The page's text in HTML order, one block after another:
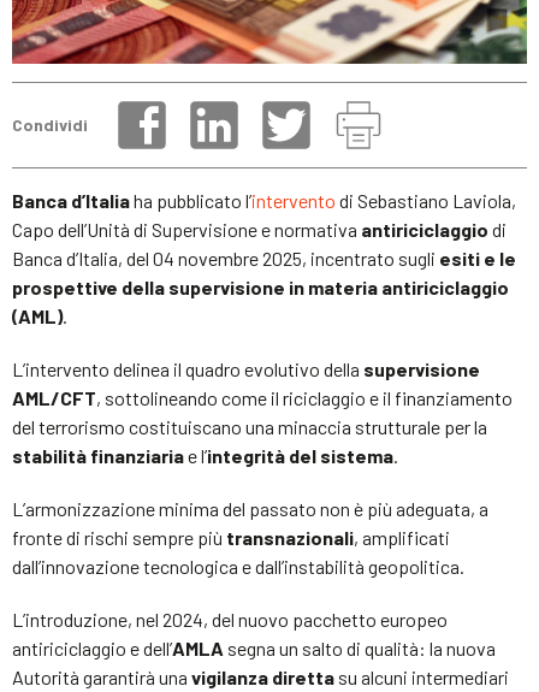
Condividi
Banca d’Italiaha pubblicato l’intervento di Sebastiano Laviola,
Capo dell’Unità di Supervisione e normativa antiriciclaggio di
Banca d’Italia, del 04 novembre 2025, incentrato sugli esiti e le
prospettive della supervisione in materia antiriciclaggio
(AML).
L’intervento delinea il quadro evolutivo della supervisione
AML/CFT, sottolineando come il riciclaggio e il finanziamento
del terrorismo costituiscano una minaccia strutturale per la
stabilità finanziariae l’integrità del sistema.
L’armonizzazione minima del passato non è più adeguata, a
fronte di rischi sempre più transnazionali, amplificati
dall’innovazione tecnologica e dall’instabilità geopolitica.
L’introduzione, nel 2024, del nuovo pacchetto europeo
antiriciclaggio e dell’AMLA segna un salto di qualità: la nuova
Autorità garantirà una vigilanza diretta su alcuni intermediari